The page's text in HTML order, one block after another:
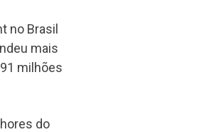
no Brasil
mais
milhões
do